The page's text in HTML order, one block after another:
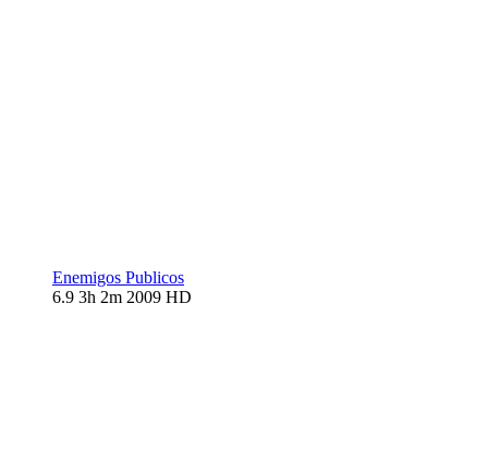
Enemigos Publicos
6.9 3h 2m 2009 HD